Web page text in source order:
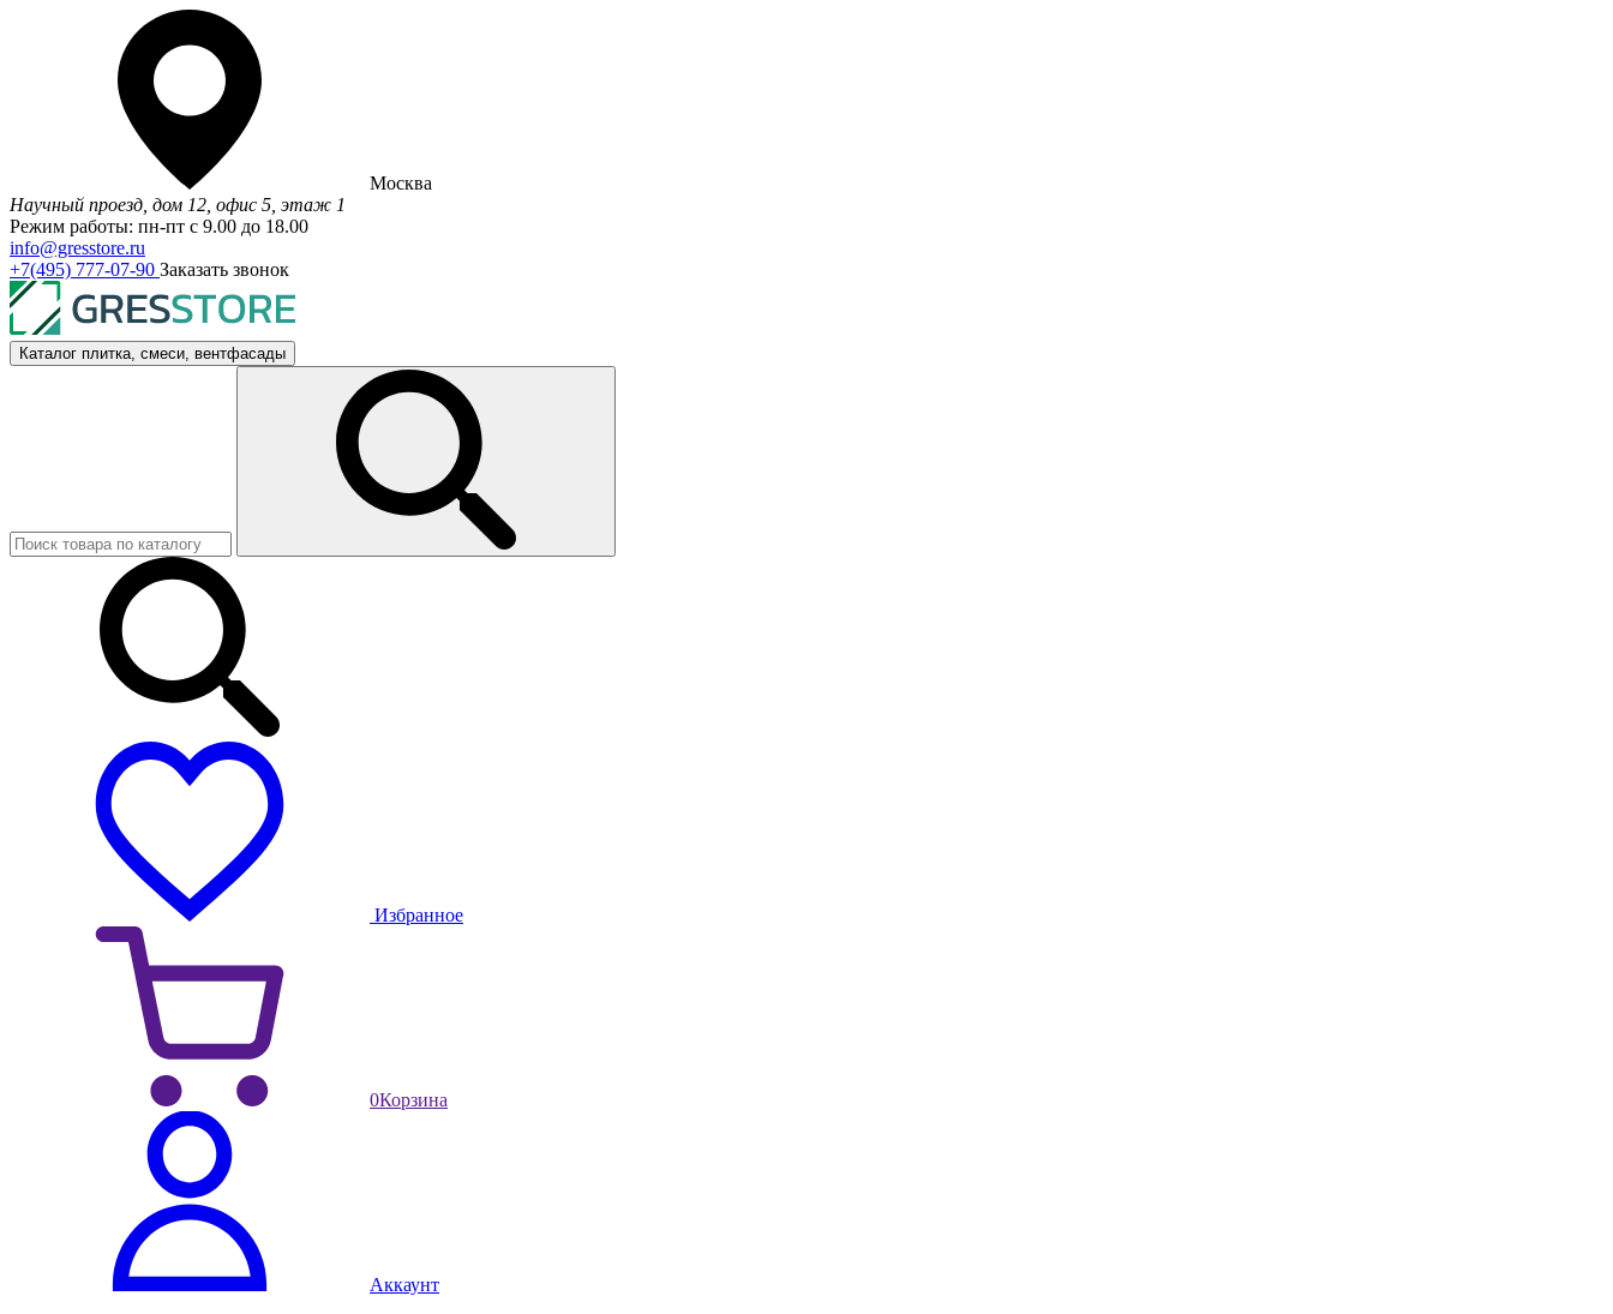
Москва
Научный проезд, дом 12, офис 5, этаж 1
Режим работы: пн-пт с 9.00 до 18.00
info@gresstore.ru
+7(495) 777-07-90 Заказать звонок
Каталог плитка, смеси, вентфасады
Избранное
0Корзина
Аккаунт